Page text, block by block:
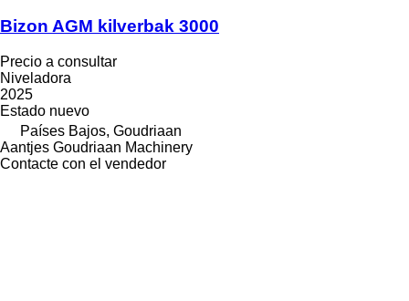
Bizon AGM kilverbak 3000
Precio a consultar
Niveladora
2025
Estado nuevo
Países Bajos, Goudriaan
Aantjes Goudriaan Machinery
Contacte con el vendedor